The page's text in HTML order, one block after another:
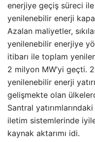
enerjiye geçiş süreci
yenilenebilir enerji
Azalan maliyetler,
yenilenebilir enerjiye
itibarı ile toplam
2 milyon MW’yi geçti.
yenilenebilir enerji
gelişmekte olan
Santral
iletim sistemlerinde
kaynak aktarımı idi.